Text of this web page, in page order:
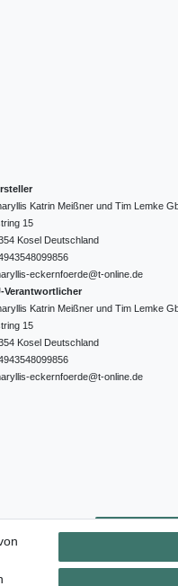
Katrin Meißner und Tim Lemke
15
Kosel Deutschland
eckernfoerde@t-online.de
Verantwortlicher
Katrin Meißner und Tim Lemke
15
Kosel Deutschland
eckernfoerde@t-online.de
Widerrufs­recht Vertrag